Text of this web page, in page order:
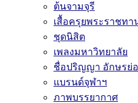
ต้นจามจุรี
เสื้อครุยพระราชทา
ชุดนิสิต
เพลงมหาวิทยาลัย
ชื่อปริญญา อักษรย่
แบรนด์จุฬาฯ
ภาพบรรยากาศ